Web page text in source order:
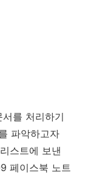
를 처리하기
파악하고자
스트에 보낸
페이스북 노트